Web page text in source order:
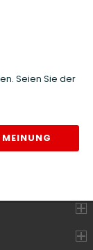
Seien Sie der
MEINUNG